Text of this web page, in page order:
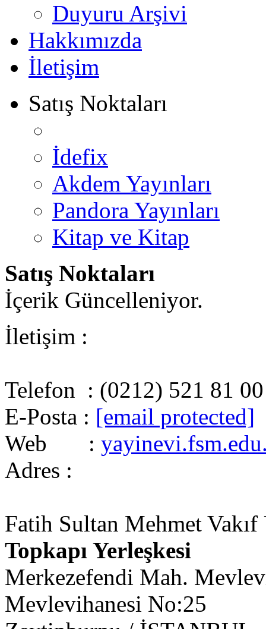
Duyuru Arşivi
Hakkımızda
İletişim
Satış Noktaları
İdefix
Akdem Yayınları
Pandora Yayınları
Kitap ve Kitap
Satış Noktaları
İçerik Güncelleniyor.
İletişim :
Telefon : (0212) 521 81 00
E-Posta : [email protected]
Web :
Adres :
Fatih Sultan Mehmet Vakıf
Topkapı Yerleşkesi
Merkezefendi Mah.
Mevlevihanesi No:25